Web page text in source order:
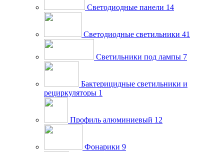
Светодиодные панели 14
Светодиодные светильники 41
Светильники под лампы 7
Бактерицидные светильники и
рециркуляторы 1
Профиль алюминиевый 12
Фонарики 9